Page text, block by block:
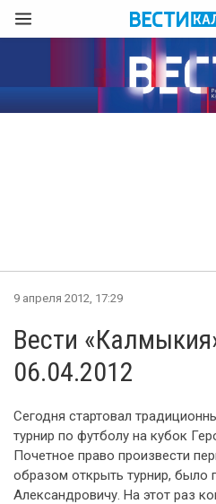
9 апреля 2012, 17:29
Вести
06.04.2012
Сегодня стартовал
турнир по футболу на кубок
Почетное право произвести
образом открыть турнир, было
Александровичу. На этот раз